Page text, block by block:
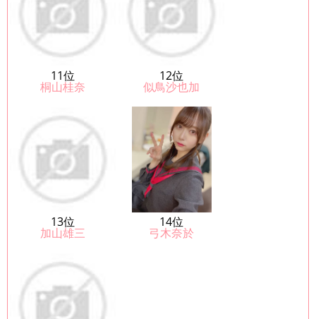
11位
桐山桂奈
12位
似鳥沙也加
13位
加山雄三
14位
弓木奈於